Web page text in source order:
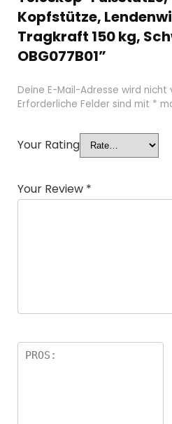
Kopfstütze,
Tragkraft 150 kg,
OBG077B01”
Deine E-Mail-Adresse wird
Erforderliche Felder sind mit *
Your Rating
Your Review *